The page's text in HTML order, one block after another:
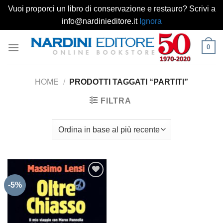
Vuoi proporci un libro di conservazione e restauro? Scrivi a
info@nardinieditore.it Ignora
0
HOME / PRODOTTI TAGGATI “PARTITI”
FILTRA
-5%
Aggiungi
alla lista